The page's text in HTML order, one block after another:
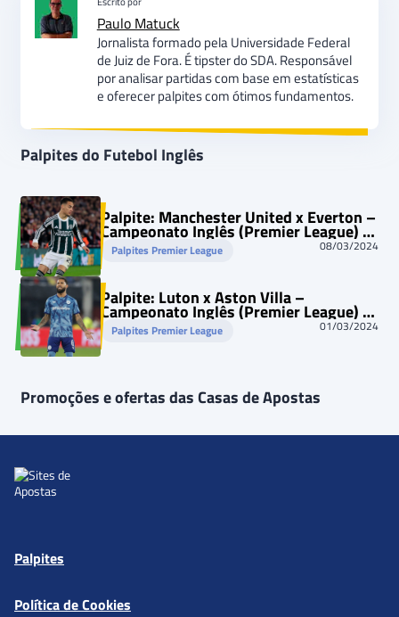
Paulo Matuck
Jornalista formado pela Universidade Federal
de Juiz de Fora. É tipster do SDA. Responsável
por analisar partidas com base em estatísticas
e oferecer palpites com ótimos fundamentos.
Palpites do Futebol Inglês
Palpite: Manchester United x Everton –
Campeonato Inglês (Premier League) –
09/03/2024
Palpites Premier League 08/03/2024
Palpite: Luton x Aston Villa –
Campeonato Inglês (Premier League) –
02/03/2024
Palpites Premier League 01/03/2024
Promoções e ofertas das Casas de Apostas
Palpites
Política de Cookies